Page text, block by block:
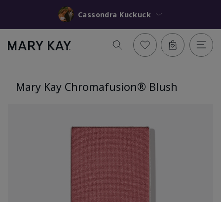
Cassondra Kuckuck
Mary Kay Chromafusion® Blush